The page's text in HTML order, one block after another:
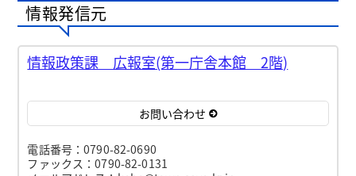
情報発信元
情報政策課 広報室(第一庁舎本館 2階)
お問い合わせ
電話番号：0790-82-0690
ファックス：0790-82-0131